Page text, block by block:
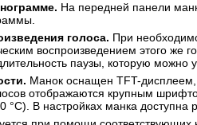
На передней панели
голоса. При
воспроизведением этого же
паузы, которую можно
Манок оснащен TFT-дисплеем,
отображаются крупным
В настройках манка доступна